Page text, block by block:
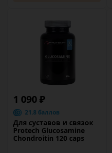
1 090 ₽
21.8 баллов
Для суставов и связок
Protech Glucosamine
Chondroitin 120 caps